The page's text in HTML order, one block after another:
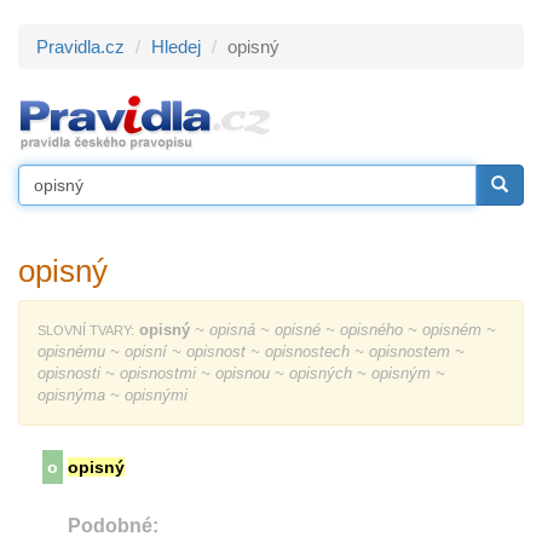
Pravidla.cz Hledej opisný
opisný
SLOVNÍ TVARY: opisný ~ opisná ~ opisné ~ opisného ~ opisném ~
opisnému ~ opisní ~ opisnost ~ opisnostech ~ opisnostem ~
opisnosti ~ opisnostmi ~ opisnou ~ opisných ~ opisným ~
opisnýma ~ opisnými
o opisný
Podobné: